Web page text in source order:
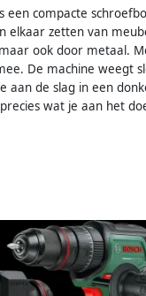
een compacte
elkaar zetten van
ook door metaal.
De machine weegt
aan de slag in een
wat je aan het